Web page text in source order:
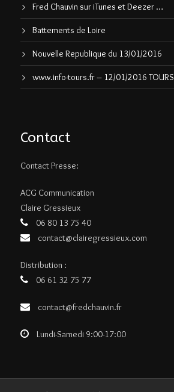
Fred Chauvin sur iTunes et Deezer …
Battements de Loire
Nouvelle Republique du 13/01/2016
www.info-tours.fr – 12/01/2016 TOURS
Contact
Contact Presse:
ACG Communication
Claire Gressieux
06 80 13 75 40
contact@clairegressieux.com
Distribution :
06 61 32 75 77
contact@fredchauvin.fr
Lundi-Samedi 9:00-17:00